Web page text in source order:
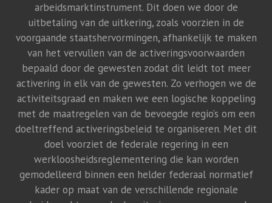
arbeidsmarktinstrument. Dit doen we door de
uitbetaling van de uitkering, zoals voorzien in de
voorgaande staatshervormingen, afhankelijk te maken
van het vervullen van de activeringsvoorwaarden
bepaald door de gewesten zodat dit leidt tot meer
activering in elk van de gewesten. Zo verhogen we de
activiteitsgraad en maken we een logische koppeling
met de maatregelen van de bevoegde regio’s om een
doeltreffend activeringsbeleid te organiseren. Met dit
doel voorziet de federale regering in een
werkloosheidsreglementering die kan worden
gemodelleerd binnen een helder federaal normatief
kader op maat van de verschillende regionale